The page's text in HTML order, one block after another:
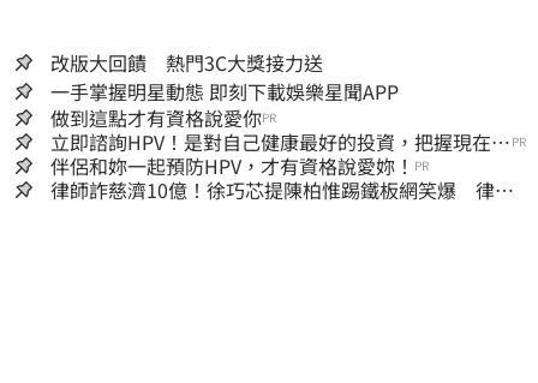
改版大回饋 熱門3C大獎接力送
一手掌握明星動態 即刻下載娛樂星聞APP
做到這點才有資格說愛你PR
立即諮詢HPV！是對自己健康最好的投資，把握現在不
嫌晚！
PR
伴侶和妳一起預防HPV，才有資格說愛妳！ PR
律師詐慈濟10億！徐巧芯提陳柏惟踢鐵板網笑爆 律師